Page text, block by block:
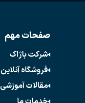
صفحات مهم
شرکت باژاک
فروشگاه آنلاین
مقالات آموزشی